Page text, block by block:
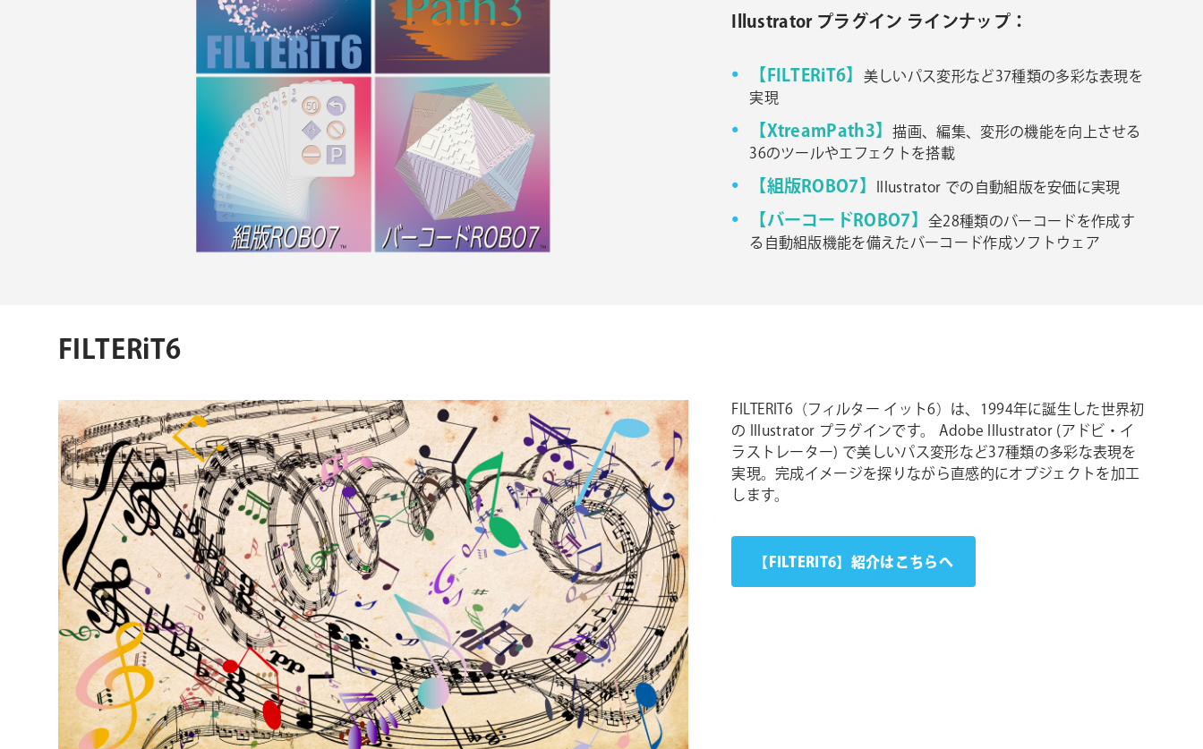
Illustrator プラグイン ラインナップ：
【FILTERiT6】 美しいパス変形など37種類の多彩な表現を
実現
【XtreamPath3】描画、編集、変形の機能を向上させる
36のツールやエフェクトを搭載
【組版ROBO7】 Illustrator での自動組版を安価に実現
【バーコードROBO7】全28種類のバーコードを作成す
る自動組版機能を備えたバーコード作成ソフトウェア
FILTERiT6
FILTERIT6（フィルター イット6）は、1994年に誕生した世界初
の Illustrator プラグインです。 Adobe Illustrator (アドビ・イ
ラストレーター) で美しいパス変形など37種類の多彩な表現を
実現。完成イメージを探りながら直感的にオブジェクトを加工
します。
【FILTERIT6】紹介はこちらへ